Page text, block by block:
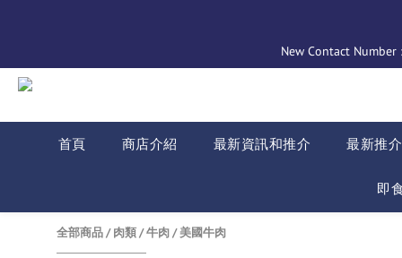
New Contact
首頁 商店介紹 最新資訊和推介 最新推介
即
全部商品/肉類/牛肉/美國牛肉